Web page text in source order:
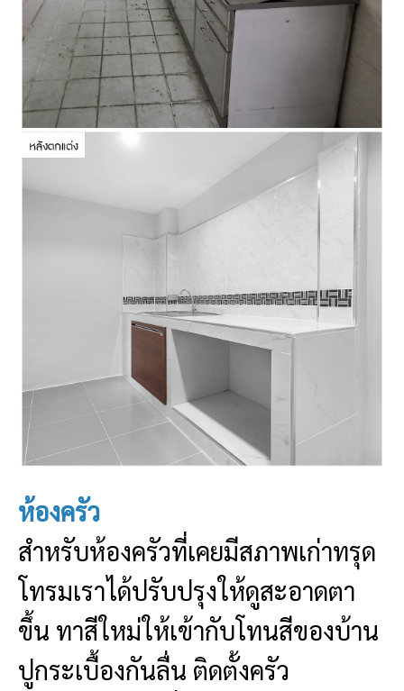
ห้องครัว
สำหรับห้องครัวที่เคยมีสภาพเก่าทรุด
โทรมเราได้ปรับปรุงให้ดูสะอาดตา
ขึ้น ทาสีใหม่ให้เข้ากับโทนสีของบ้าน
ปูกระเบื้องกันลื่น ติดตั้งครัว